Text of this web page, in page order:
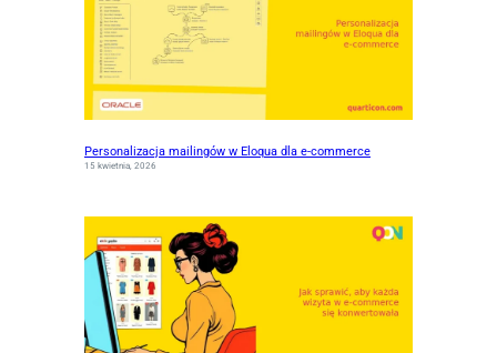
Personalizacja mailingów w Eloqua dla e-commerce
15 kwietnia, 2026